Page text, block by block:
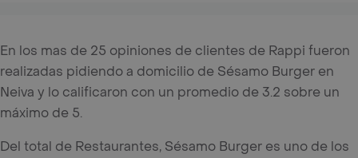
En los mas de 25 opiniones de clientes de Rappi fueron
realizadas pidiendo a domicilio de Sésamo Burger en
Neiva y lo calificaron con un promedio de 3.2 sobre un
máximo de 5.
Del total de Restaurantes, Sésamo Burger es uno de los